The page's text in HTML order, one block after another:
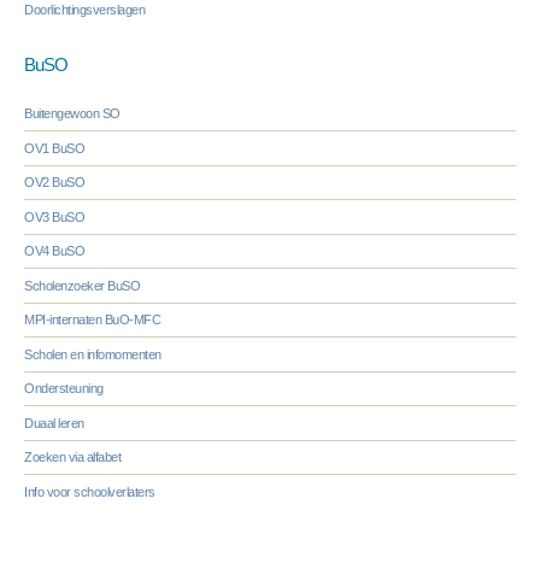
Doorlichtingsverslagen
BuSO
Buitengewoon SO
OV1 BuSO
OV2 BuSO
OV3 BuSO
OV4 BuSO
Scholenzoeker BuSO
MPI-internaten BuO-MFC
Scholen en infomomenten
Ondersteuning
Duaal leren
Zoeken via alfabet
Info voor schoolverlaters